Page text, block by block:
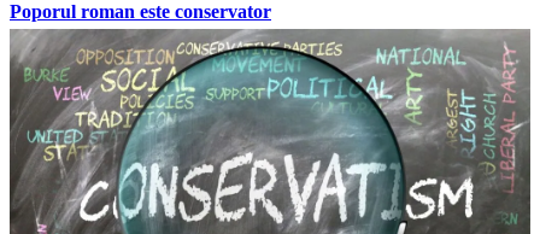
Poporul roman este conservator